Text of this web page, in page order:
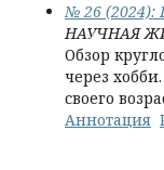
№ 26 (2024):
НАУЧНАЯ
Обзор
через
своего
Аннотация